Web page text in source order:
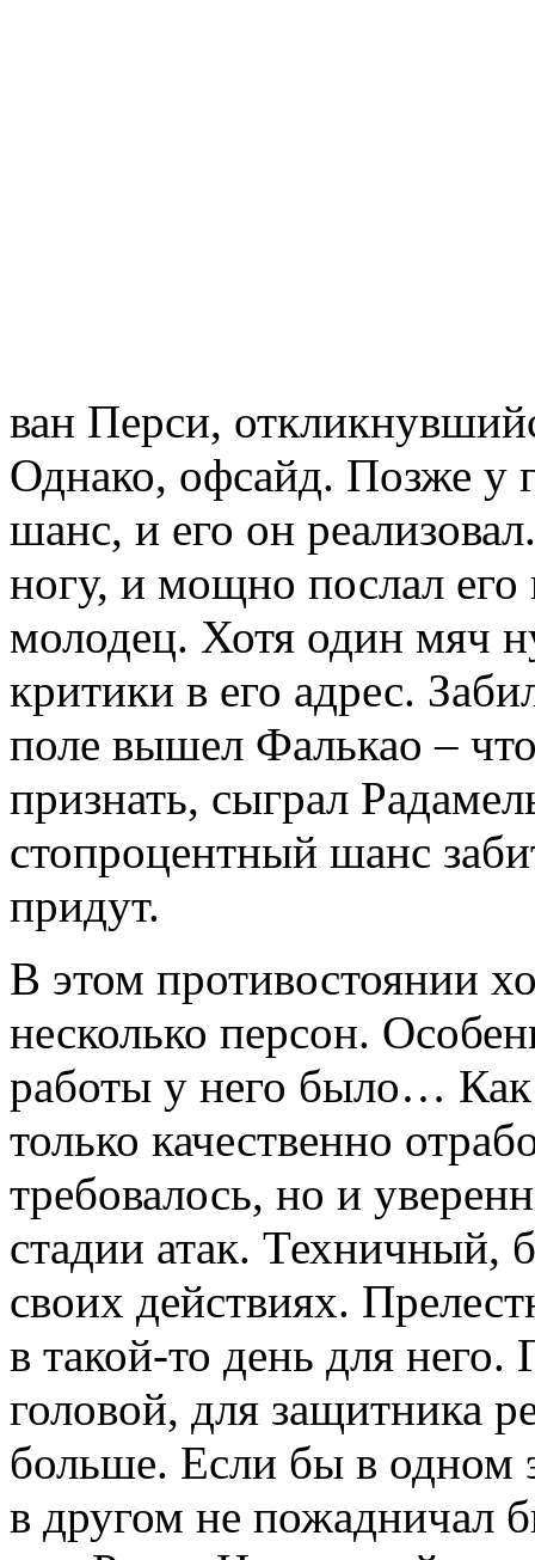
ван Перси,
Однако, офсайд. Позже у
шанс, и его он
ногу, и мощно послал
молодец. Хотя один мяч
критики в его адрес.
поле вышел Фалькао –
признать, сыграл
стопроцентный шанс
придут.
В этом противостоянии
несколько персон.
работы у него было…
только качественно
требовалось, но и
стадии атак. Техничный,
своих действиях.
в такой-то день для
головой, для защитника
больше. Если бы в одном
в другом не пожадничал